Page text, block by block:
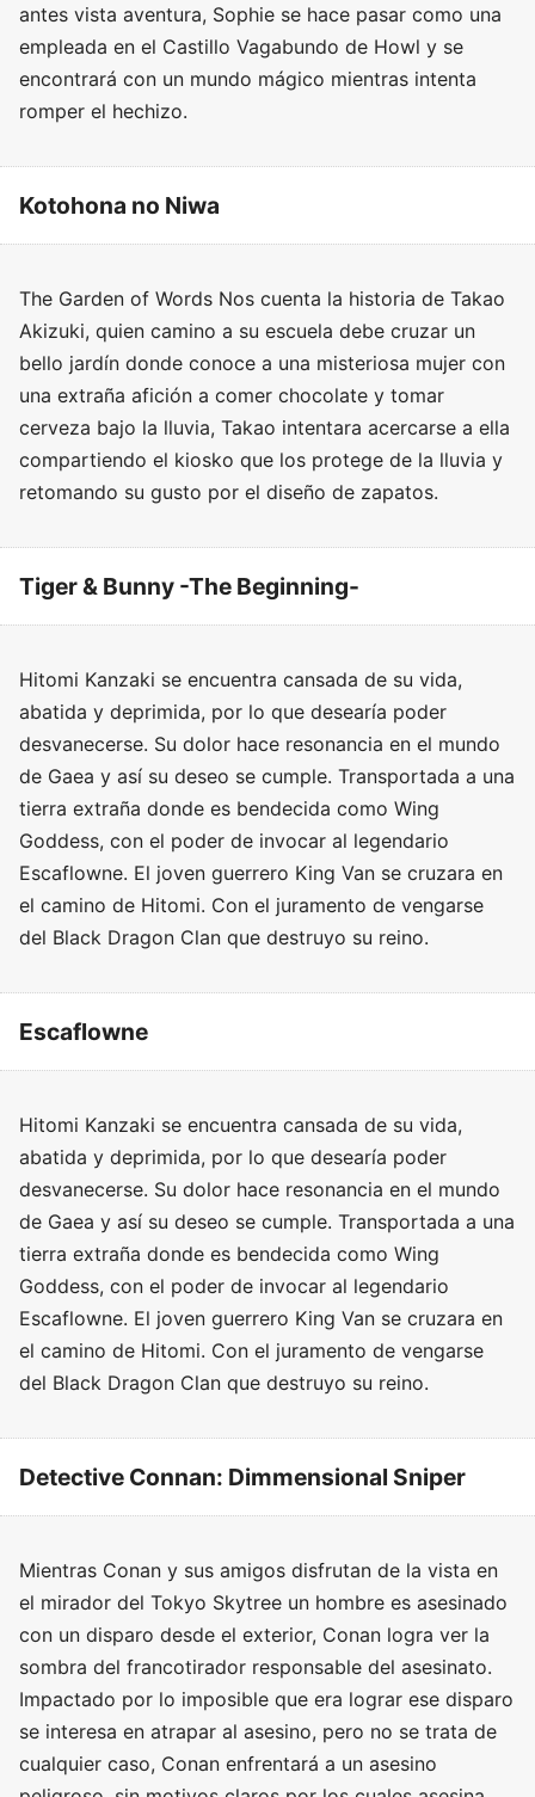
antes vista aventura, Sophie se hace pasar como una
empleada en el Castillo Vagabundo de Howl y se
encontrará con un mundo mágico mientras intenta
romper el hechizo.
Kotohona no Niwa
The Garden of Words Nos cuenta la historia de Takao
Akizuki, quien camino a su escuela debe cruzar un
bello jardín donde conoce a una misteriosa mujer con
una extraña afición a comer chocolate y tomar
cerveza bajo la lluvia, Takao intentara acercarse a ella
compartiendo el kiosko que los protege de la lluvia y
retomando su gusto por el diseño de zapatos.
Tiger & Bunny -The Beginning-
Hitomi Kanzaki se encuentra cansada de su vida,
abatida y deprimida, por lo que desearía poder
desvanecerse. Su dolor hace resonancia en el mundo
de Gaea y así su deseo se cumple. Transportada a una
tierra extraña donde es bendecida como Wing
Goddess, con el poder de invocar al legendario
Escaflowne. El joven guerrero King Van se cruzara en
el camino de Hitomi. Con el juramento de vengarse
del Black Dragon Clan que destruyo su reino.
Escaflowne
Hitomi Kanzaki se encuentra cansada de su vida,
abatida y deprimida, por lo que desearía poder
desvanecerse. Su dolor hace resonancia en el mundo
de Gaea y así su deseo se cumple. Transportada a una
tierra extraña donde es bendecida como Wing
Goddess, con el poder de invocar al legendario
Escaflowne. El joven guerrero King Van se cruzara en
el camino de Hitomi. Con el juramento de vengarse
del Black Dragon Clan que destruyo su reino.
Detective Connan: Dimmensional Sniper
Mientras Conan y sus amigos disfrutan de la vista en
el mirador del Tokyo Skytree un hombre es asesinado
con un disparo desde el exterior, Conan logra ver la
sombra del francotirador responsable del asesinato.
Impactado por lo imposible que era lograr ese disparo
se interesa en atrapar al asesino, pero no se trata de
cualquier caso, Conan enfrentará a un asesino